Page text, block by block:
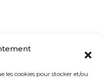
les cookies pour stocker et/ou